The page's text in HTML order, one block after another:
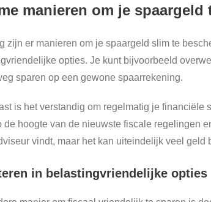
manieren om je spaargeld
zijn er manieren om je spaargeld slim te
opties. Je kunt bijvoorbeeld
sparen op een gewone spaarrekening.
is het verstandig om regelmatig je
de hoogte van de nieuwste fiscale regelingen
vindt, maar het kan uiteindelijk veel geld
in belastingvriendelijke opties